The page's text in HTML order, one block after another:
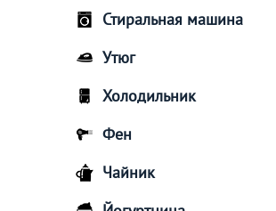
Стиральная машина
Утюг
Холодильник
Фен
Чайник